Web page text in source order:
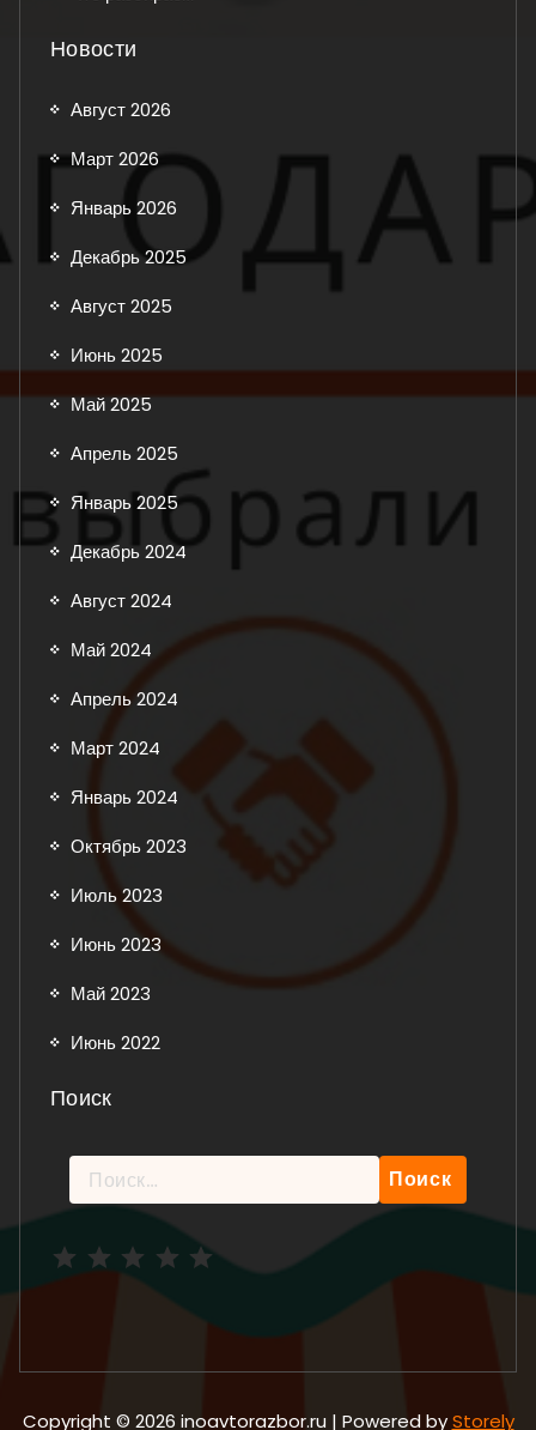
Новости
Август 2026
Март 2026
Январь 2026
Декабрь 2025
Август 2025
Июнь 2025
Май 2025
Апрель 2025
Январь 2025
Декабрь 2024
Август 2024
Май 2024
Апрель 2024
Март 2024
Январь 2024
Октябрь 2023
Июль 2023
Июнь 2023
Май 2023
Июнь 2022
Поиск
Найти:
Copyright © 2026 inoavtorazbor.ru | Powered byStorely